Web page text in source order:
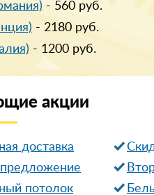
- 560руб.
- 2180руб.
- 1200руб.
акции
доставка
потолок